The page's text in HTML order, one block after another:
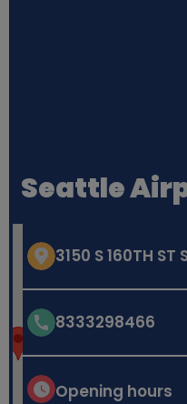
Seattle
3150 S 160TH ST
8333298466
Opening hours